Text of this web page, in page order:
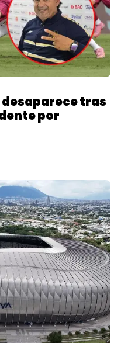
desaparece tras
por